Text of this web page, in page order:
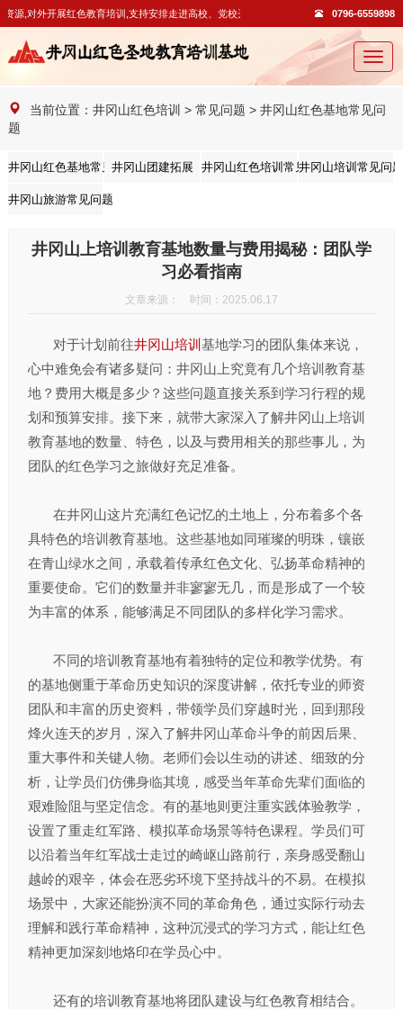
,对外开展红色教育培训,支持安排走进高校、党校开展教学活动。 0796-6559898
切
换
航
当前位置： 井冈山红色培训 > 常见问题 > 井冈山红色基地常见问
题
井冈山红色基地常见问题井冈山团建拓展 井冈山红色培训常见问题井冈山培训常见问题
井冈山旅游常见问题
井冈山上培训教育基地数量与费用揭秘：团队学
习必看指南
文章来源： 时间：2025.06.17
对于计划前往井冈山培训 基地学习的团队集体来说，
心中难免会有诸多疑问：井冈山上究竟有几个培训教育基
地？费用大概是多少？这些问题直接关系到学习行程的规
划和预算安排。接下来，就带大家深入了解井冈山上培训
教育基地的数量、特色，以及与费用相关的那些事儿，为
团队的红色学习之旅做好充足准备。​
在井冈山这片充满红色记忆的土地上，分布着多个各
具特色的培训教育基地。这些基地如同璀璨的明珠，镶嵌
在青山绿水之间，承载着传承红色文化、弘扬革命精神的
重要使命。它们的数量并非寥寥无几，而是形成了一个较
为丰富的体系，能够满足不同团队的多样化学习需求。​
不同的培训教育基地有着独特的定位和教学优势。有
的基地侧重于革命历史知识的深度讲解，依托专业的师资
团队和丰富的历史资料，带领学员们穿越时光，回到那段
烽火连天的岁月，深入了解井冈山革命斗争的前因后果、
重大事件和关键人物。老师们会以生动的讲述、细致的分
析，让学员们仿佛身临其境，感受当年革命先辈们面临的
艰难险阻与坚定信念。有的基地则更注重实践体验教学，
设置了重走红军路、模拟革命场景等特色课程。学员们可
以沿着当年红军战士走过的崎岖山路前行，亲身感受翻山
越岭的艰辛，体会在恶劣环境下坚持战斗的不易。在模拟
场景中，大家还能扮演不同的革命角色，通过实际行动去
理解和践行革命精神，这种沉浸式的学习方式，能让红色
精神更加深刻地烙印在学员心中。​
还有的培训教育基地将团队建设与红色教育相结合。